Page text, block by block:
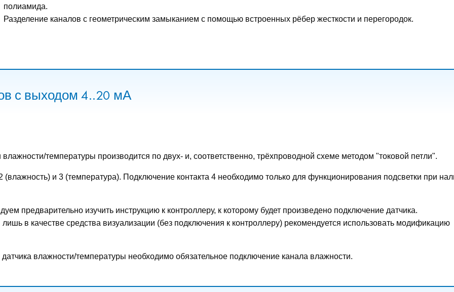
полиамида.
Разделение каналов с геометрическим замыканием с помощью встроенных рёбер жесткости и перегородок.
с выходом 4..20 мА
температуры производится по двух- и, соответственно, трёхпроводной схеме методом "токовой петли".
(влажность) и 3 (температура). Подключение контакта 4 необходимо только для функционирования подсветки при
предварительно изучить инструкцию к контроллеру, к которому будет произведено подключение датчика.
в качестве средства визуализации (без подключения к контроллеру) рекомендуется использовать модификацию
влажности/температуры необходимо обязательное подключение канала влажности.